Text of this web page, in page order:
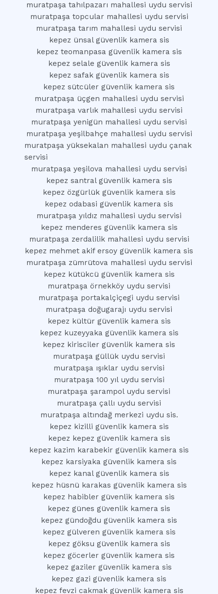
muratpaşa tahılpazarı mahallesi uydu servisi
muratpaşa topcular mahallesi uydu servisi
muratpaşa tarım mahallesi uydu servisi
kepez ünsal güvenlik kamera sis
kepez teomanpasa güvenlik kamera sis
kepez selale güvenlik kamera sis
kepez safak güvenlik kamera sis
kepez sütcüler güvenlik kamera sis
muratpaşa üçgen mahallesi uydu servisi
muratpaşa varlık mahallesi uydu servisi
muratpaşa yenigün mahallesi uydu servisi
muratpaşa yeşilbahçe mahallesi uydu servisi
muratpaşa yüksekalan mahallesi uydu çanak
servisi
muratpaşa yeşilova mahallesi uydu servisi
kepez santral güvenlik kamera sis
kepez özgürlük güvenlik kamera sis
kepez odabasi güvenlik kamera sis
muratpaşa yıldız mahallesi uydu servisi
kepez menderes güvenlik kamera sis
muratpaşa zerdalilik mahallesi uydu servisi
kepez mehmet akif ersoy güvenlik kamera sis
muratpaşa zümrütova mahallesi uydu servisi
kepez kütükcü güvenlik kamera sis
muratpaşa örnekköy uydu servisi
muratpaşa portakalçiçegi uydu servisi
muratpaşa doğugarajı uydu servisi
kepez kültür güvenlik kamera sis
kepez kuzeyyaka güvenlik kamera sis
kepez kirisciler güvenlik kamera sis
muratpaşa güllük uydu servisi
muratpaşa ışıklar uydu servisi
muratpaşa 100 yıl uydu servisi
muratpaşa şarampol uydu servisi
muratpaşa çallı uydu servisi
muratpaşa altındağ merkezi uydu sis.
kepez kizilli güvenlik kamera sis
kepez kepez güvenlik kamera sis
kepez kazim karabekir güvenlik kamera sis
kepez karsiyaka güvenlik kamera sis
kepez kanal güvenlik kamera sis
kepez hüsnü karakas güvenlik kamera sis
kepez habibler güvenlik kamera sis
kepez günes güvenlik kamera sis
kepez gündoğdu güvenlik kamera sis
kepez gülveren güvenlik kamera sis
kepez göksu güvenlik kamera sis
kepez göcerler güvenlik kamera sis
kepez gaziler güvenlik kamera sis
kepez gazi güvenlik kamera sis
kepez fevzi cakmak güvenlik kamera sis